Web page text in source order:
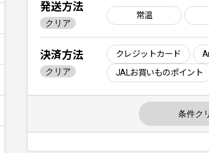
発送方法
クリア
常温
決済方法
クリア
クレジットカード
JALお買いものポイント
条件ク